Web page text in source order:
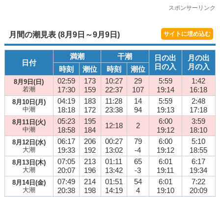
スポンサーリンク
月間の潮見表 (8月9日～9月9日) サイトに埋め込む
日付
満潮 干潮
日の出
日の入
月の出
月の入
時刻 潮位 時刻 潮位
8月9日(日)
若潮
02:59
17:30
173
159
10:27
22:37
29
107
5:59
19:14
1:42
16:18
8月10日(月)
中潮
04:19
18:18
183
172
11:28
23:38
14
94
5:59
19:13
2:48
17:18
8月11日(火)
中潮
05:23
18:58
195
184
12:18 2
6:00
19:12
3:59
18:10
8月12日(水)
大潮
06:17
19:33
206
192
00:27
13:02
79
-4
6:00
19:12
5:10
18:55
8月13日(木)
大潮
07:05
20:07
213
196
01:11
13:42
65
-3
6:01
19:11
6:17
19:34
8月14日(金)
大潮
07:49
20:38
214
198
01:51
14:19
54
4
6:01
19:10
7:22
20:09